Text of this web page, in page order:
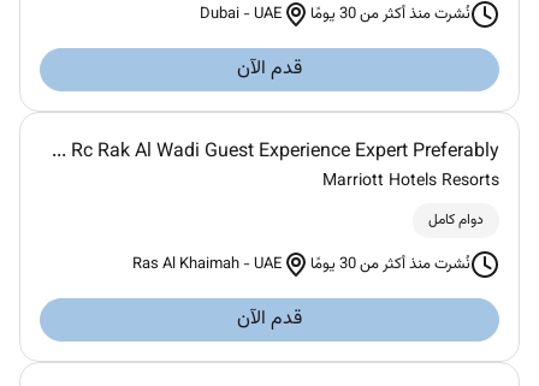
نُشرت منذ أكثر من 30 يومًا Dubai -UAE
قدم الآن
Rc Rak Al Wadi Guest Experience Expert Preferably ...
Marriott Hotels Resorts
دوام كامل
نُشرت منذ أكثر من 30 يومًا Ras Al Khaimah -UAE
قدم الآن